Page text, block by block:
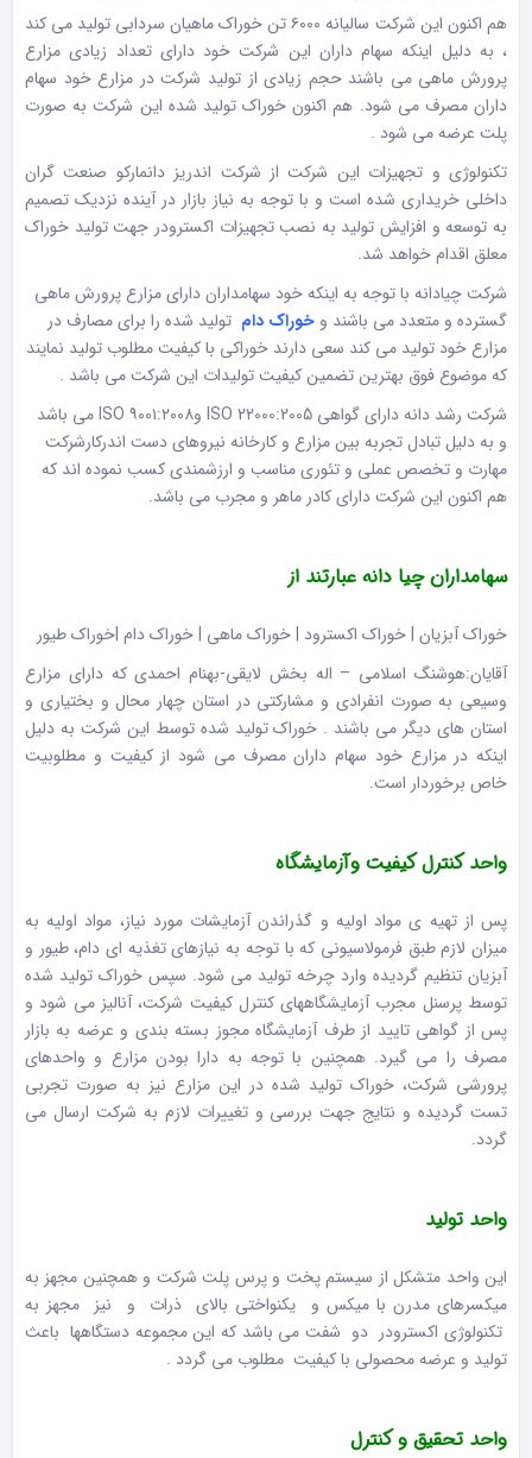
هم اکنون این شرکت سالیانه ۶۰۰۰تن خوراک ماهیان سردابی تولید می کند
، به دلیل اینکه سهام داران این شرکت خود دارای تعداد زیادی مزارع
پرورش ماهی می باشند حجم زیادی از تولید شرکت در مزارع خود سهام
داران مصرف می شود. هم اکنون خوراک تولید شده این شرکت به صورت
پلت عرضه می شود .
تکنولوژی و تجهیزات این شرکت از شرکت اندریز دانمارکو صنعت گران
داخلی خریداری شده است و با توجه به نیاز بازار در آینده نزدیک تصمیم
به توسعه و افزایش تولید به نصب تجهیزات اکسترودر جهت تولید خوراک
معلق اقدام خواهد شد.
شرکت چیادانه با توجه به اینکه خود سهامداران دارای مزارع پرورش ماهی
گسترده و متعدد می باشند و خوراک دام تولید شده را برای مصارف در
مزارع خود تولید می کند سعی دارند خوراکی با کیفیت مطلوب تولید نمایند
که موضوع فوق بهترین تضمین کیفیت تولیدات این شرکت می باشد .
شرکت رشد دانه دارای گواهی ISO 22000:2005 و۹۰۰۱:۲۰۰۸ ISO می باشد
و به دلیل تبادل تجربه بین مزارع و کارخانه نیروهای دست اندرکارشرکت
مهارت و تخصص عملی و تئوری مناسب و ارزشمندی کسب نموده اند که
هم اکنون این شرکت دارای کادر ماهر و مجرب می باشد.
سهامداران چیا دانه عبارتند از
خوراک آبزیان | خوراک اکسترود | خوراک ماهی | خوراک دام |خوراک طیور
آقایان:هوشنگ اسلامی – اله بخش لایقی-بهنام احمدی که دارای مزارع
وسیعی به صورت انفرادی و مشارکتی در استان چهار محال و بختیاری و
استان های دیگر می باشند . خوراک تولید شده توسط این شرکت به دلیل
اینکه در مزارع خود سهام داران مصرف می شود از کیفیت و مطلوبیت
خاص برخوردار است.
واحد کنترل کیفیت وآزمایشگاه
پس از تهیه ی مواد اولیه و گذراندن آزمایشات مورد نیاز، مواد اولیه به
میزان لازم طبق فرمولاسیونی که با توجه به نیازهای تغذیه ای دام، طیور و
آبزیان تنظیم گردیده وارد چرخه تولید می شود. سپس خوراک تولید شده
توسط پرسنل مجرب آزمایشگاههای کنترل کیفیت شرکت، آنالیز می شود و
پس از گواهی تایید از طرف آزمایشگاه مجوز بسته بندی و عرضه به بازار
مصرف را می گیرد. همچنین با توجه به دارا بودن مزارع و واحدهای
پرورشی شرکت، خوراک تولید شده در این مزارع نیز به صورت تجربی
تست گردیده و نتایج جهت بررسی و تغییرات لازم به شرکت ارسال می
گردد.
واحد تولید
این واحد متشکل از سیستم پخت و پرس پلت شرکت و همچنین مجهز به
میکسرهای مدرن با میکس و یکنواختی بالای ذرات و نیز مجهز به
تکنولوژی اکسترودر دو شفت می باشد که این مجموعه دستگاهها باعث
تولید و عرضه محصولی با کیفیت مطلوب می گردد .
واحد تحقیق و کنترل